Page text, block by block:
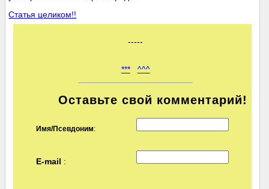
Статья целиком!!
-----
*** ^^^
Оставьте свой комментарий!
Имя/Псевдоним:
E-mail :